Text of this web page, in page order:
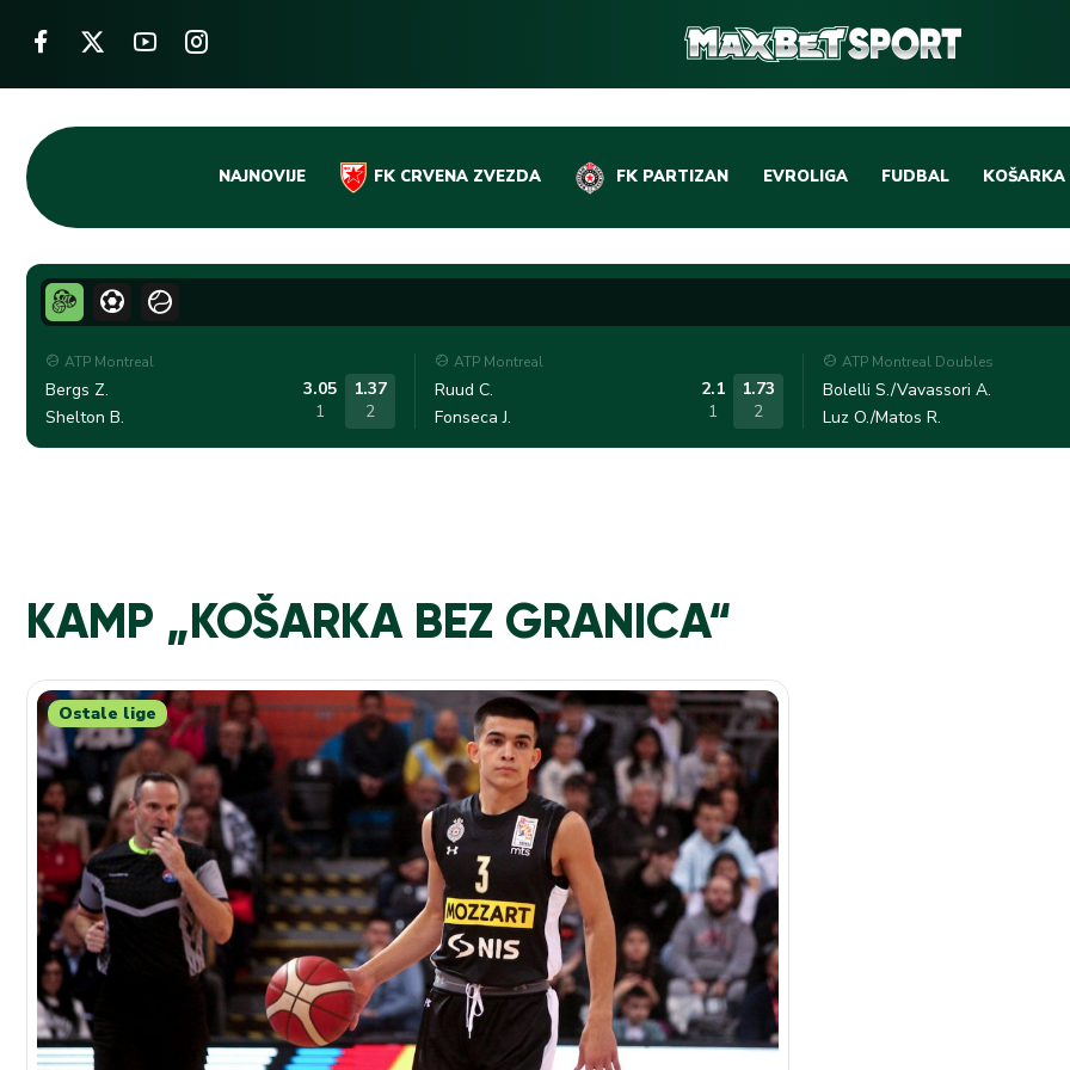
Skip
content
NAJNOVIJE FK CRVENA ZVEZDA FK PARTIZAN EVROLIGA FUDBAL
DOMAĆI FUDBAL
LIGE PETICE
OSTALE LIGE
KOŠARKA
EVROLIGA
ABA LIGA
ATP Montreal
Bergs Z.
Shelton B.
3.05
1
1.37
2
ATP Montreal
Ruud C.
Fonseca J.
2.1
1
1.73
2
ATP Montreal Doubles
Bolelli S./Vavassori A.
Luz O./Matos R.
KAMP „KOŠARKA BEZ GRANICA“
Ostale lige